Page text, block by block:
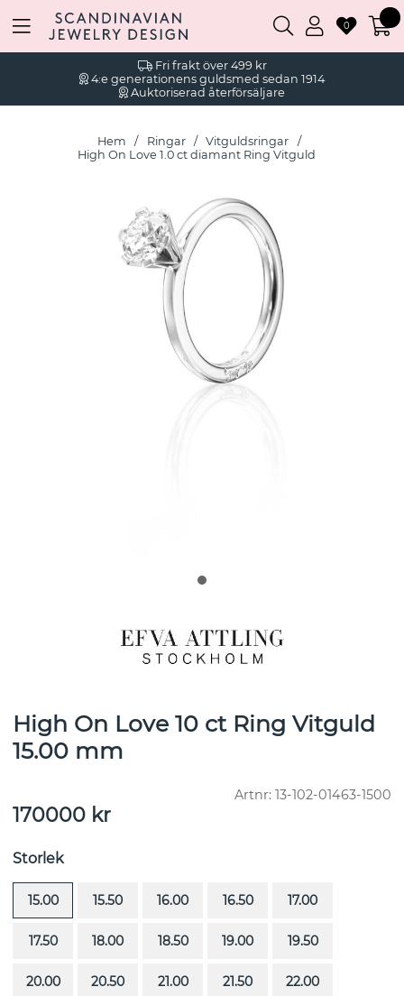
Fri frakt över 499 kr
4:e generationens guldsmed sedan 1914
Auktoriserad återförsäljare
0
Hem Ringar
Vitguldsringar
High On Love 1.0 ct diamant Ring Vitguld
High On Love 10 ct Ring Vitguld
15.00 mm
Artnr: 13-102-01463-1500
170000 kr
Storlek
15.00 15.50 16.00 16.50 17.00
17.50 18.00 18.50 19.00 19.50
20.00 20.50 21.00 21.50 22.00